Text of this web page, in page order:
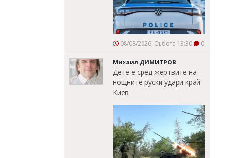
08/08/2026, Събота 13:30 0
Михаил ДИМИТРОВ
Дете е сред жертвите на
нощните руски удари край
Киев